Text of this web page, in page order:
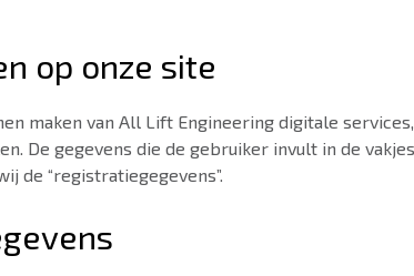
op onze site
maken van All Lift Engineering digitale
De gegevens die de gebruiker invult in de
de “registratiegegevens”.